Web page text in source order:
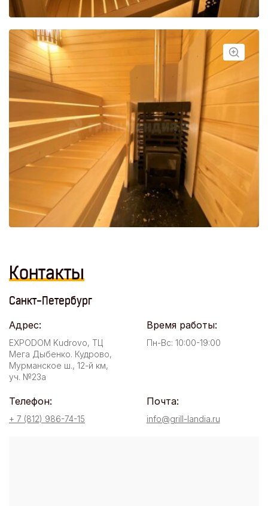
Контакты
Санкт-Петербург
Адрес:
EXPODOM Kudrovo, ТЦ
Мега Дыбенко. Кудрово,
Мурманское ш., 12-й км,
уч. №23а
Время работы:
Пн-Вс: 10:00-19:00
Телефон:
+ 7 (812) 986-74-15
Почта:
info@grill-landia.ru